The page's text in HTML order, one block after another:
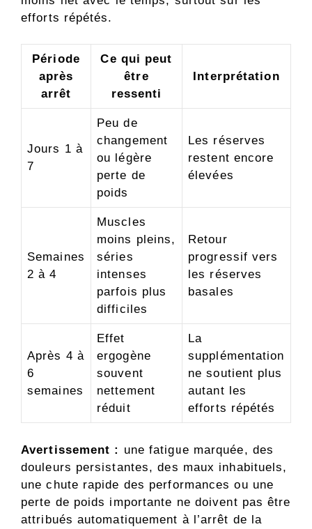
efforts répétés.
Période
après
arrêt
Ce qui peut
être
ressenti
Interprétation
Jours 1 à
7
Peu de
changement
ou légère
perte de
poids
Les réserves
restent encore
élevées
Semaines
2 à 4
Muscles
moins pleins,
séries
intenses
parfois plus
difficiles
Retour
progressif vers
les réserves
basales
Après 4 à
6
semaines
Effet
ergogène
souvent
nettement
réduit
La
supplémentation
ne soutient plus
autant les
efforts répétés
Avertissement : une fatigue marquée, des
douleurs persistantes, des maux inhabituels,
une chute rapide des performances ou une
perte de poids importante ne doivent pas être
attribués automatiquement à l’arrêt de la